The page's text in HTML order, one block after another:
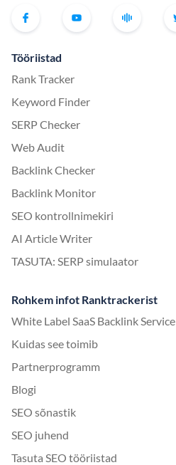
Tööriistad
Rank Tracker
Keyword Finder
SERP Checker
Web Audit
Backlink Checker
Backlink Monitor
SEO kontrollnimekiri
AI Article Writer
TASUTA: SERP simulaator
Rohkem infot Ranktrackerist
White Label SaaS Backlink Service
Kuidas see toimib
Partnerprogramm
Blogi
SEO sõnastik
SEO juhend
Tasuta SEO tööriistad